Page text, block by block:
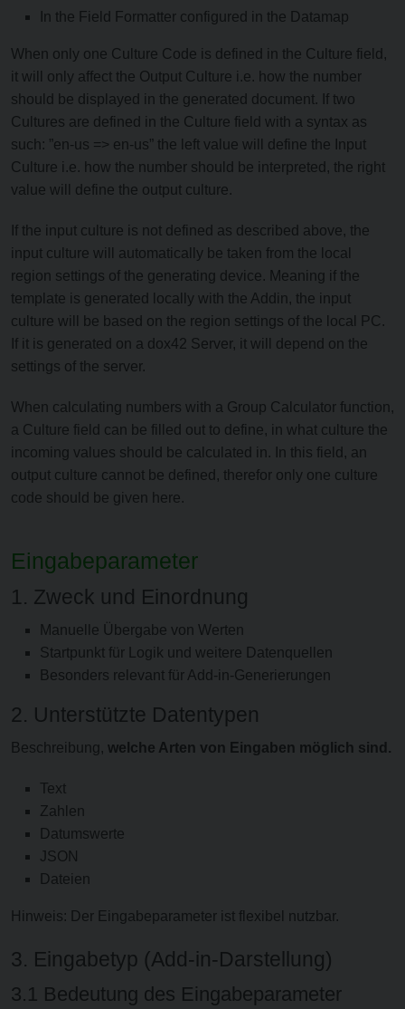
In the Field Formatter configured in the Datamap
When only one Culture Code is defined in the Culture field,
it will only affect the Output Culture i.e. how the number
should be displayed in the generated document. If two
Cultures are defined in the Culture field with a syntax as
such: ”en-us => en-us” the left value will define the Input
Culture i.e. how the number should be interpreted, the right
value will define the output culture.
If the input culture is not defined as described above, the
input culture will automatically be taken from the local
region settings of the generating device. Meaning if the
template is generated locally with the Addin, the input
culture will be based on the region settings of the local PC.
If it is generated on a dox42 Server, it will depend on the
settings of the server.
When calculating numbers with a Group Calculator function,
a Culture field can be filled out to define, in what culture the
incoming values should be calculated in. In this field, an
output culture cannot be defined, therefor only one culture
code should be given here.
Eingabeparameter
1. Zweck und Einordnung
Manuelle Übergabe von Werten
Startpunkt für Logik und weitere Datenquellen
Besonders relevant für Add-in-Generierungen
2. Unterstützte Datentypen
Beschreibung, welche Arten von Eingaben möglich sind.
Text
Zahlen
Datumswerte
JSON
Dateien
Hinweis: Der Eingabeparameter ist flexibel nutzbar.
3. Eingabetyp (Add-in-Darstellung)
3.1 Bedeutung des Eingabeparameter